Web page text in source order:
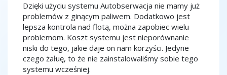
Dzięki użyciu systemu Autobserwacja nie mamy już
problemów z ginącym paliwem. Dodatkowo jest
lepsza kontrola nad flotą, można zapobiec wielu
problemom. Koszt systemu jest nieporównanie
niski do tego, jakie daje on nam korzyści. Jedyne
czego żałuę, to że nie zainstalowaliśmy sobie tego
systemu wcześniej.